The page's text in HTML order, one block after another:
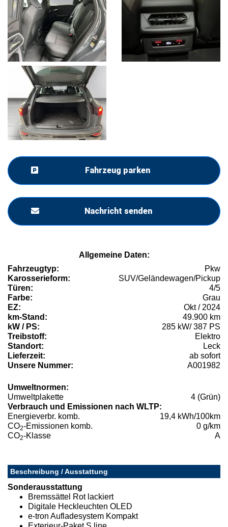
Fahrzeug parken
Nachricht senden
Allgemeine Daten:
Fahrzeugtyp:
Pkw
Karosserieform:
SUV/Geländewagen/Pickup
Türen:
4/5
Farbe:
Grau
EZ:
Okt / 2024
km-Stand:
49.900 km
kW / PS:
285 kW/ 387 PS
Treibstoff:
Elektro
Standort:
Leck
Lieferzeit:
ab sofort
Unsere Nummer:
A001982
Umweltnormen:
Umweltplakette
4 (Grün)
Verbrauch und Emissionen nach WLTP:
Energieverbr. komb.
19,4 kWh/100km
CO2-Emissionen komb.
0 g/km
CO2-Klasse A
Beschreibung / Ausstattung
Sonderausstattung
Bremssättel Rot lackiert
Digitale Heckleuchten OLED
e-tron Aufladesystem Kompakt